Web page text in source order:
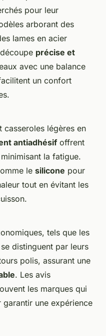
pour leur
arborant des
lames en acier
précise et
avec une balance
un confort
casseroles légères en
antiadhésif offrent
la fatigue.
le silicone pour
tout en évitant les
tels que les
distinguent par leurs
polis, assurant une
. Les avis
les marques qui
une expérience